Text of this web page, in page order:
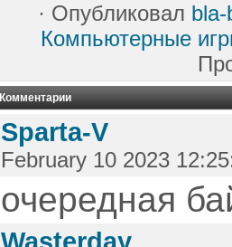
· Опубликовал bla-
Компьютерные
Комментарии
Sparta-V
February 10 2023
очередная